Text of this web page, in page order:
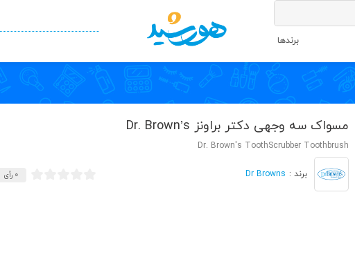
برندها
مسواک سه وجهی دکتر براونز Dr. Brown’s
Dr. Brown's ToothScrubber Toothbrush
برند : Dr Browns 0 رأی